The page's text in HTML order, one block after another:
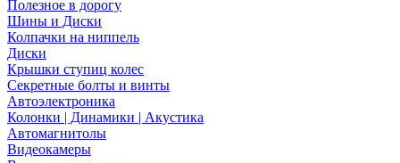
Полезное в дорогу
Шины и Диски
Колпачки на ниппель
Диски
Крышки ступиц колес
Секретные болты и винты
Автоэлектроника
Колонки | Динамики | Акустика
Автомагнитолы
Видеокамеры